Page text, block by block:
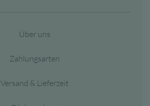
Über uns
Zahlungsarten
Versand & Lieferzeit